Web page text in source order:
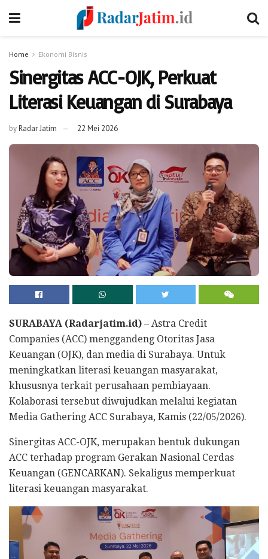
Home Ekonomi Bisnis
Sinergitas ACC-OJK, Perkuat
Literasi Keuangan di Surabaya
byRadar Jatim 22 Mei 2026
SURABAYA (Radarjatim.id) – Astra Credit
Companies (ACC) menggandeng Otoritas Jasa
Keuangan (OJK), dan media di Surabaya. Untuk
meningkatkan literasi keuangan masyarakat,
khususnya terkait perusahaan pembiayaan.
Kolaborasi tersebut diwujudkan melalui kegiatan
Media Gathering ACC Surabaya, Kamis (22/05/2026).
Sinergitas ACC-OJK, merupakan bentuk dukungan
ACC terhadap program Gerakan Nasional Cerdas
Keuangan (GENCARKAN). Sekaligus memperkuat
literasi keuangan masyarakat.